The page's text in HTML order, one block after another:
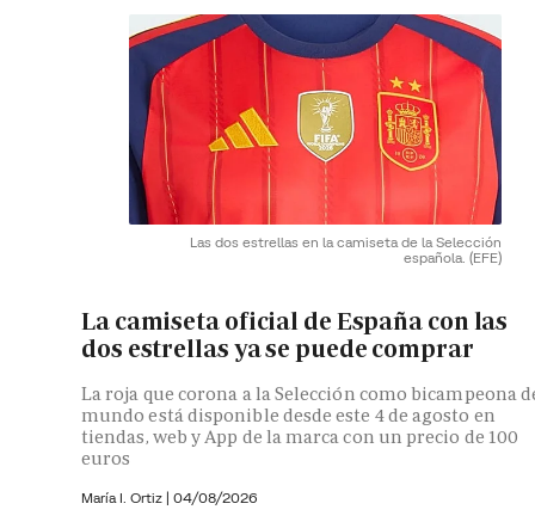
Las dos estrellas en la camiseta de la Selección
española. (EFE)
La camiseta oficial de España con las
dos estrellas ya se puede comprar
La roja que corona a la Selección como bicampeona
mundo está disponible desde este 4 de agosto en
tiendas, web y App de la marca con un precio de 100
euros
María I. Ortiz | 04/08/2026